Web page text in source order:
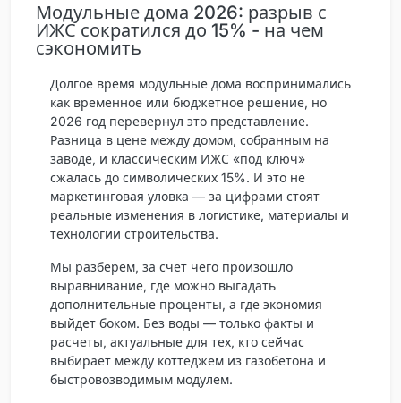
Модульные дома 2026: разрыв с
ИЖС сократился до 15% - на чем
сэкономить
Долгое время модульные дома воспринимались
как временное или бюджетное решение, но
2026 год перевернул это представление.
Разница в цене между домом, собранным на
заводе, и классическим ИЖС «под ключ»
сжалась до символических 15%. И это не
маркетинговая уловка — за цифрами стоят
реальные изменения в логистике, материалы и
технологии строительства.
Мы разберем, за счет чего произошло
выравнивание, где можно выгадать
дополнительные проценты, а где экономия
выйдет боком. Без воды — только факты и
расчеты, актуальные для тех, кто сейчас
выбирает между коттеджем из газобетона и
быстровозводимым модулем.